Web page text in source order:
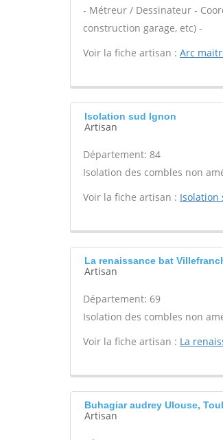
- Métreur / Dessinateur -
construction garage, etc) -
Voir la fiche artisan : Arc
Isolation sud Ignon
Artisan
Département: 84
Isolation des combles non
Voir la fiche artisan : Isolation
La renaissance bat
Artisan
Département: 69
Isolation des combles non
Voir la fiche artisan : La
Buhagiar audrey Ulouse,
Artisan